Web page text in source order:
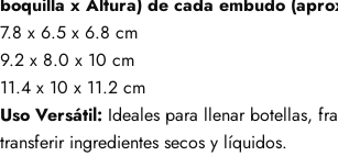
7.8 x 6.5 x 6.8 cm
9.2 x 8.0 x 10 cm
11.4 x 10 x 11.2 cm
Uso Versátil: Ideales para llenar botellas,
transferir ingredientes secos y líquidos.